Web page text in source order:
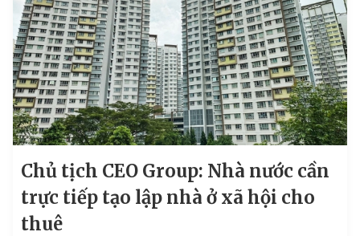
Chủ tịch CEO Group: Nhà nước cần
trực tiếp tạo lập nhà ở xã hội cho
thuê